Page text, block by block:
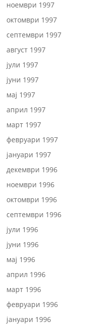
ноември 1997
октомври 1997
септември 1997
август 1997
јули 1997
јуни 1997
мај 1997
април 1997
март 1997
февруари 1997
јануари 1997
декември 1996
ноември 1996
октомври 1996
септември 1996
јули 1996
јуни 1996
мај 1996
април 1996
март 1996
февруари 1996
јануари 1996